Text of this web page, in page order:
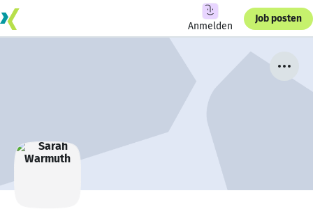
Anmelden
Job posten